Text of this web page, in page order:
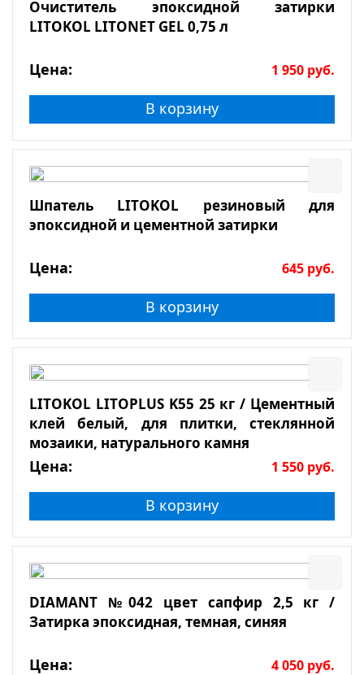
Очиститель эпоксидной затирки
LITOKOL LITONET GEL 0,75 л
Цена: 1 950 руб.
В корзину
Шпатель LITOKOL резиновый для
эпоксидной и цементной затирки
Цена: 645 руб.
В корзину
LITOKOL LITOPLUS K55 25 кг / Цементный
клей белый, для плитки, стеклянной
мозаики, натурального камня
Цена: 1 550 руб.
В корзину
DIAMANT №042 цвет сапфир 2,5 кг /
Затирка эпоксидная, темная, синяя
Цена: 4 050 руб.